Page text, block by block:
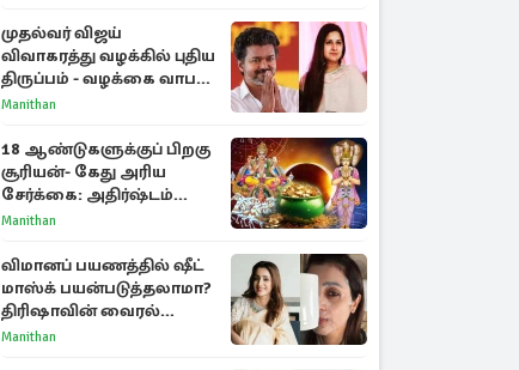
முதல்வர் விஜய்
விவாகரத்து வழக்கில் புதிய
திருப்பம் - வழக்கை வாபஸ்
பெற்ற சங்கீதா!
Manithan
18 ஆண்டுகளுக்குப் பிறகு
சூரியன்- கேது அரிய
சேர்க்கை: அதிர்ஷ்டம்
பெறும் 3 ராசிகள்!
Manithan
விமானப் பயணத்தில் ஷீட்
மாஸ்க் பயன்படுத்தலாமா?
திரிஷாவின் வைரல்
செல்ஃபிக்கு மருத்துவர்
Manithan